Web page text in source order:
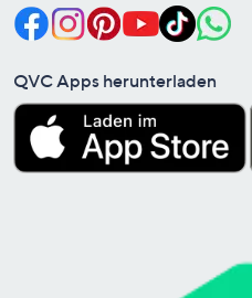
QVC Apps herunterladen